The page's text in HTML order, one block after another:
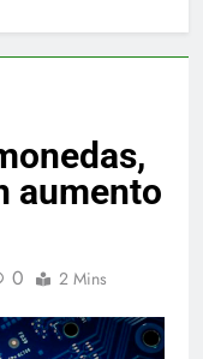
aumento
0 2 Mins